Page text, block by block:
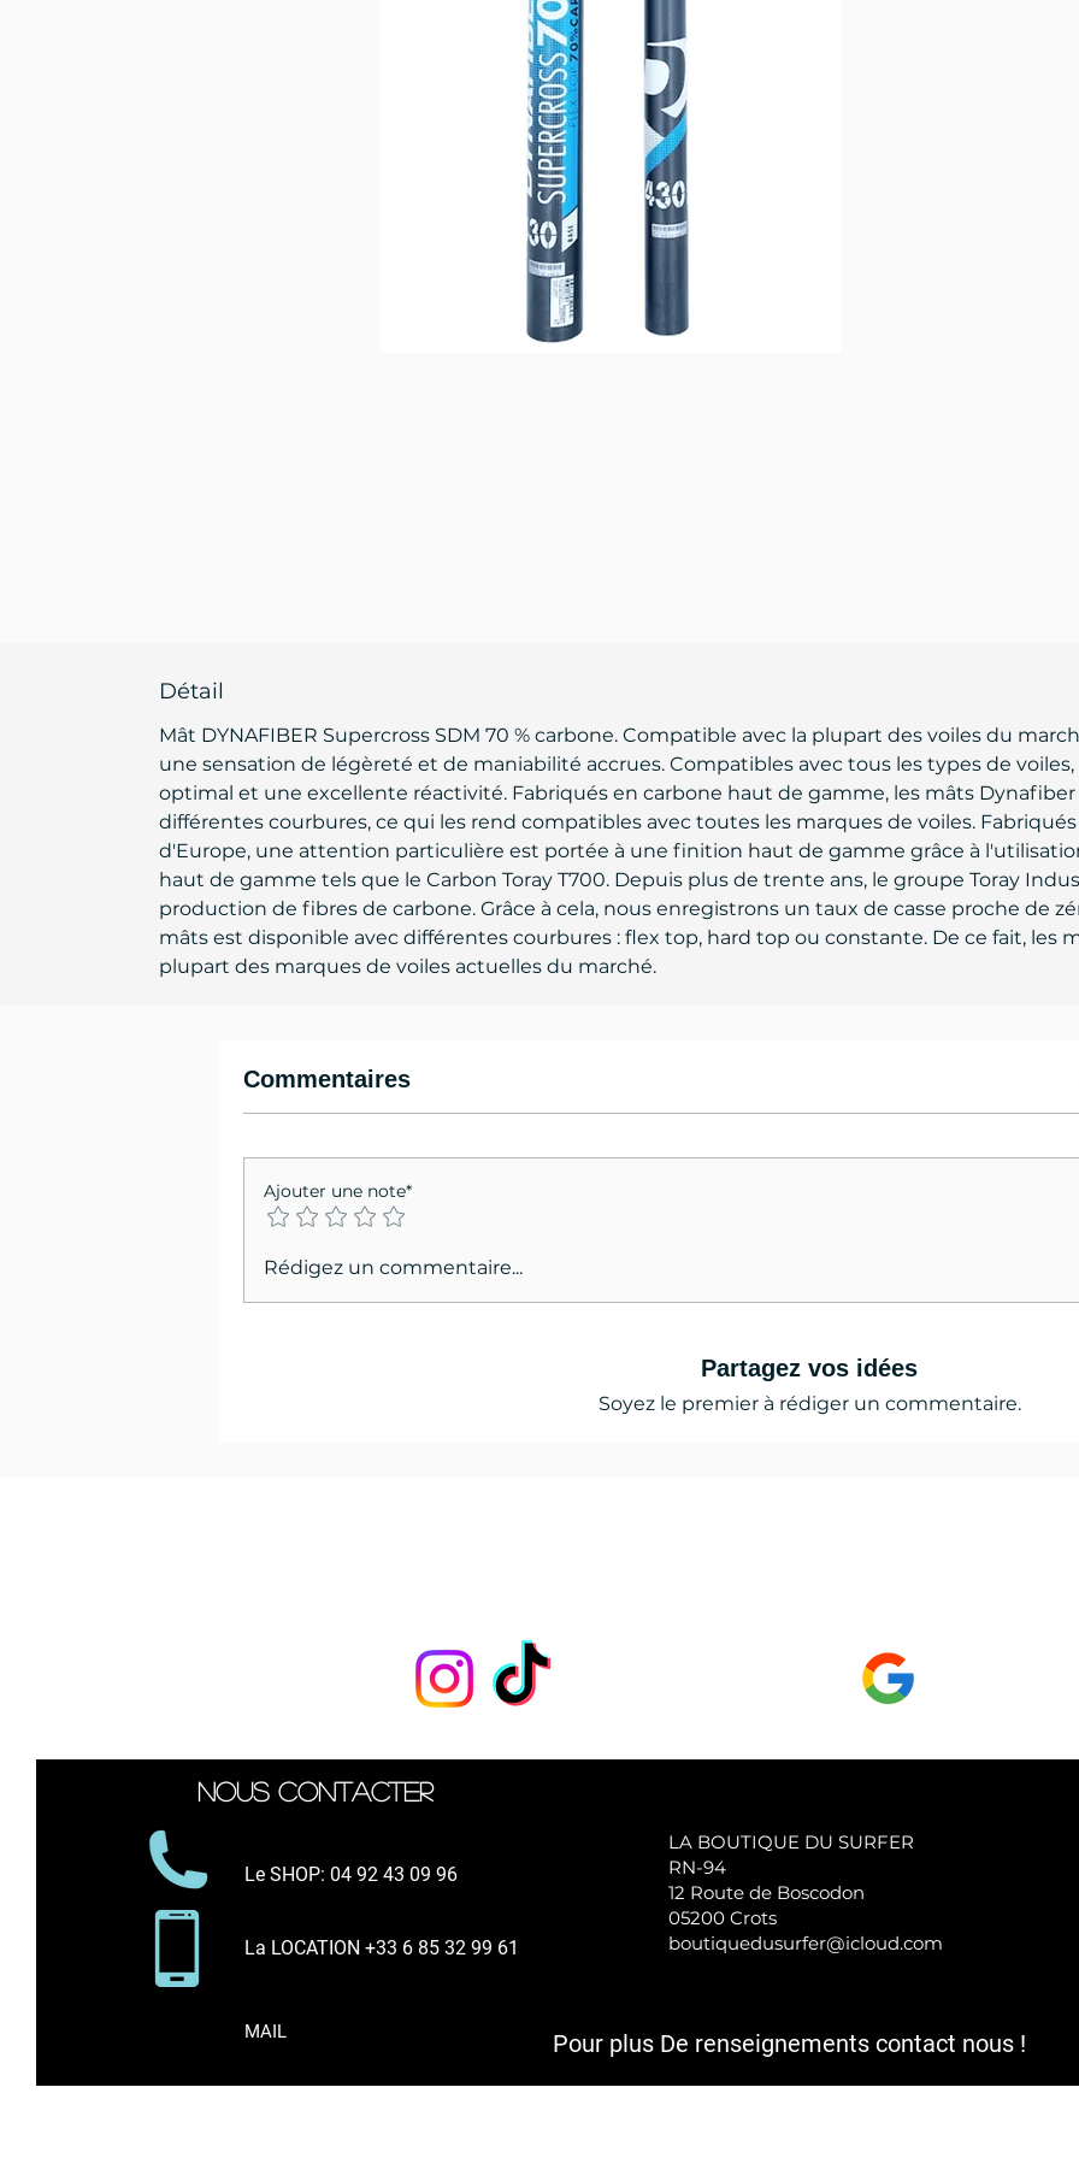
Détail
Mât DYNAFIBER Supercross SDM 70 % carbone. Compatible avec la plupart des voiles du
une sensation de légèreté et de maniabilité accrues. Compatibles avec tous les types de
optimal et une excellente réactivité. Fabriqués en carbone haut de gamme, les mâts
différentes courbures, ce qui les rend compatibles avec toutes les marques de voiles.
d'Europe, une attention particulière est portée à une finition haut de gamme grâce à
haut de gamme tels que le Carbon Toray T700. Depuis plus de trente ans, le groupe Toray
production de fibres de carbone. Grâce à cela, nous enregistrons un taux de casse proche de
mâts est disponible avec différentes courbures : flex top, hard top ou constante. De ce fait, les
plupart des marques de voiles actuelles du marché.
Commentaires
Ajouter une note*
Rédigez un commentaire...
Partagez vos idées
Soyez le premier à rédiger un commentaire.
Nous contacter
Le SHOP: 04 92 43 09 96
La LOCATION +33 6 85 32 99 61
MAIL
LA BOUTIQUE DU SURFER
RN-94
12 Route de Boscodon
05200 Crots
boutiquedusurfer@icloud.com
Pour plus De renseignements contact nous !